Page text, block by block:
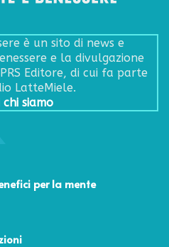
è un sito di news e
e la divulgazione
Editore, di cui fa parte
LatteMiele.
chi siamo
per la mente